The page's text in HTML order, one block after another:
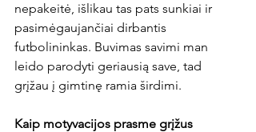
nepakeitė, išlikau tas pats sunkiai ir
pasimėgaujančiai dirbantis
futbolininkas. Buvimas savimi man
leido parodyti geriausią save, tad
grįžau į gimtinę ramia širdimi.
Kaip motyvacijos prasme grįžus